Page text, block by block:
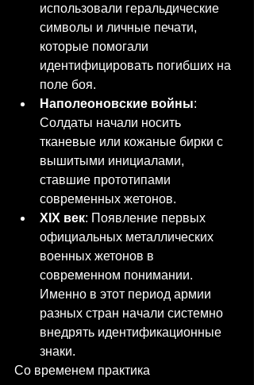
использовали геральдические
символы и личные печати,
которые помогали
идентифицировать погибших на
поле боя.
Наполеоновские войны:
Солдаты начали носить
тканевые или кожаные бирки с
вышитыми инициалами,
ставшие прототипами
современных жетонов.
XIX век: Появление первых
официальных металлических
военных жетонов в
современном понимании.
Именно в этот период армии
разных стран начали системно
внедрять идентификационные
знаки.
Со временем практика